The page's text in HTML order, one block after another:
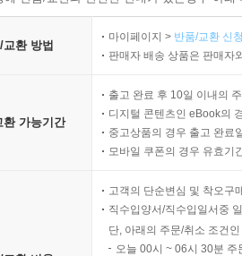
눈 내리고
데
물고 이루는 황혼의 날들
그렇게 흘러갔다는 것을 안다
, 부디 잘 있어라
교환 방법
마이페이지 > 반품/교환 신
판매자 배송 상품은 판매자
환 가능기간
출고 완료 후 10일 이내의
디지털 콘텐츠인 eBook의
중고상품의 경우 출고 완료
모바일 쿠폰의 경우 유효기
고객의 단순변심 및 착오구
직수입양서/직수입일서중
단, 아래의 주문/취소 조건
오늘 00시 ~ 06시 30분